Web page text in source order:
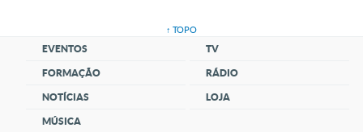
↑ TOPO
EVENTOS
FORMAÇÃO
NOTÍCIAS
MÚSICA
TV
RÁDIO
LOJA